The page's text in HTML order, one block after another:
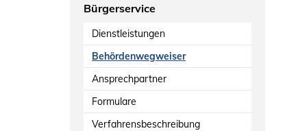
Bürgerservice
Dienstleistungen
Behördenwegweiser
Ansprechpartner
Formulare
Verfahrensbeschreibung